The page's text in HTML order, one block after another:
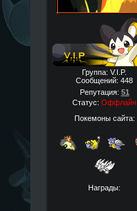
Группа: V.I.P.
Сообщений: 448
Репутация: 51
Статус: Оффлайн
Покемоны сайта:
Награды: